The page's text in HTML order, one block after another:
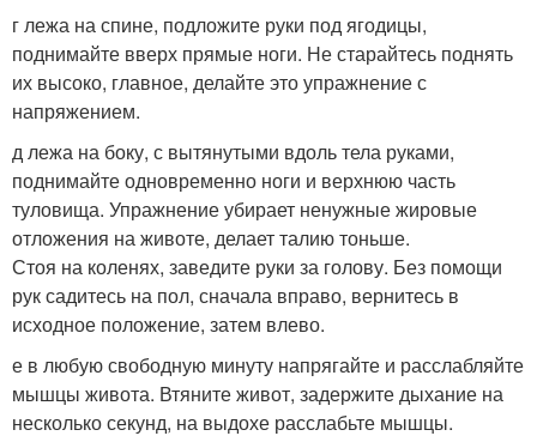
г лежа на спине, подложите руки под ягодицы,
поднимайте вверх прямые ноги. Не старайтесь поднять
их высоко, главное, делайте это упражнение с
напряжением.
д лежа на боку, с вытянутыми вдоль тела руками,
поднимайте одновременно ноги и верхнюю часть
туловища. Упражнение убирает ненужные жировые
отложения на животе, делает талию тоньше.
Стоя на коленях, заведите руки за голову. Без помощи
рук садитесь на пол, сначала вправо, вернитесь в
исходное положение, затем влево.
е в любую свободную минуту напрягайте и расслабляйте
мышцы живота. Втяните живот, задержите дыхание на
несколько секунд, на выдохе расслабьте мышцы.